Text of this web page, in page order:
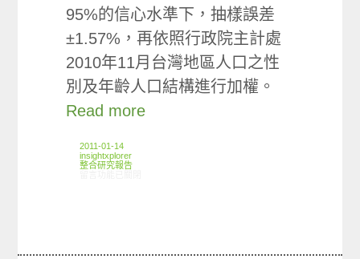
95%的信心水準下，抽樣誤差
±1.57%，再依照行政院主計處
2010年11月台灣地區人口之性
別及年齡人口結構進行加權。
Read more
2011-01-14
insightxplorer
整合研究報告